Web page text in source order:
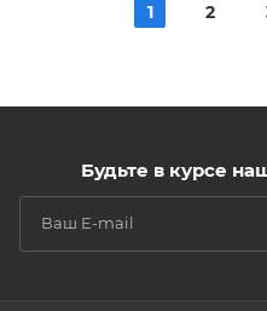
1 2
Будьте в курсе